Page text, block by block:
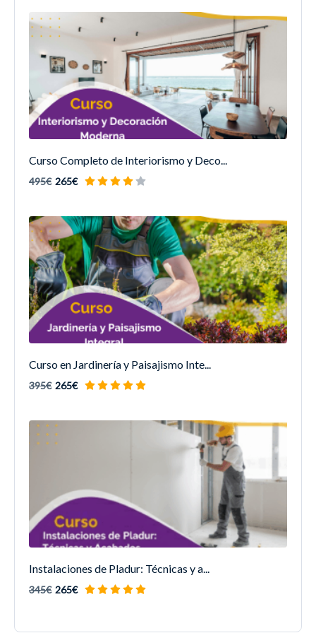
Curso Completo de Interiorismo y Deco...
495€ 265€
Curso en Jardinería y Paisajismo Inte...
395€ 265€
Instalaciones de Pladur: Técnicas y a...
345€ 265€